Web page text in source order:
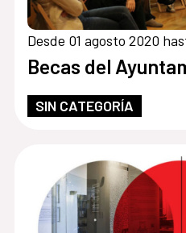
Desde 01 agosto 2020
Becas del
SIN CATEGORÍA